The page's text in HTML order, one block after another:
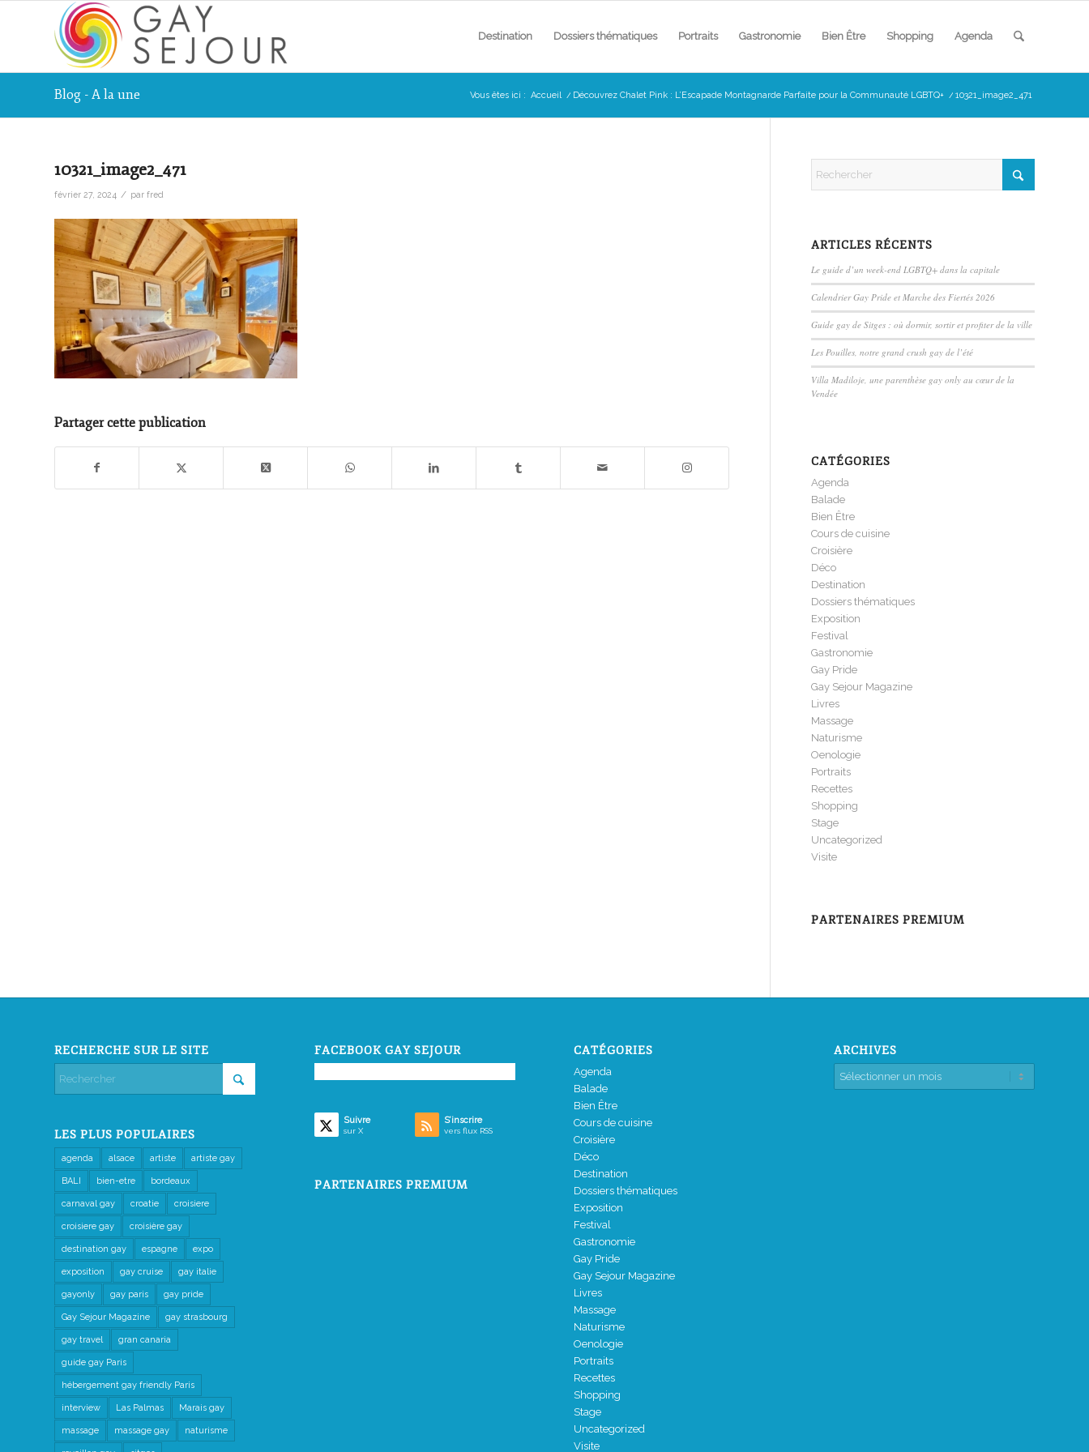
Destination Dossiers thématiques Portraits Gastronomie Bien Être Shopping Agenda
Blog - A la une Vous êtes ici : Accueil / Découvrez Chalet Pink : L’Escapade Montagnarde Parfaite pour la Communauté LGBTQ+ / 10321_image2_471
10321_image2_471
février 27, 2024 / par fred
Partager cette publication
ARTICLES RÉCENTS
Le guide d’un week-end LGBTQ+ dans la capitale
Calendrier Gay Pride et Marche des Fiertés 2026
Guide gay de Sitges : où dormir, sortir et profiter de la ville
Les Pouilles, notre grand crush gay de l’été
Villa Madiloje, une parenthèse gay only au cœur de la
Vendée
CATÉGORIES
Agenda
Balade
Bien Être
Cours de cuisine
Croisière
Déco
Destination
Dossiers thématiques
Exposition
Festival
Gastronomie
Gay Pride
Gay Sejour Magazine
Livres
Massage
Naturisme
Oenologie
Portraits
Recettes
Shopping
Stage
Uncategorized
Visite
PARTENAIRES PREMIUM
RECHERCHE SUR LE SITE
LES PLUS POPULAIRES
agenda alsace artiste artiste gay
BALI bien-etre bordeaux
carnaval gay croatie croisiere
croisiere gay croisière gay
destination gay espagne expo
exposition gay cruise gay italie
gayonly gay paris gay pride
Gay Sejour Magazine gay strasbourg
gay travel gran canaria
guide gay Paris
hébergement gay friendly Paris
interview Las Palmas Marais gay
massage massage gay naturisme
FACEBOOK GAY SEJOUR
Suivre
sur X
S’inscrire
vers flux RSS
PARTENAIRES PREMIUM
CATÉGORIES
Agenda
Balade
Bien Être
Cours de cuisine
Croisière
Déco
Destination
Dossiers thématiques
Exposition
Festival
Gastronomie
Gay Pride
Gay Sejour Magazine
Livres
Massage
Naturisme
Oenologie
Portraits
Recettes
Shopping
Stage
Uncategorized
Visite
ARCHIVES